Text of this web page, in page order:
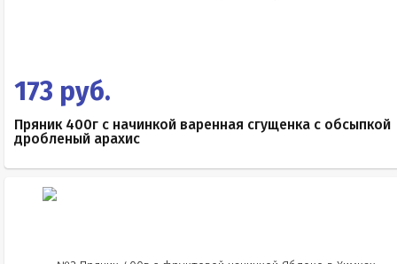
173 руб.
Пряник 400г с начинкой варенная сгущенка с обсыпкой
дробленый арахис